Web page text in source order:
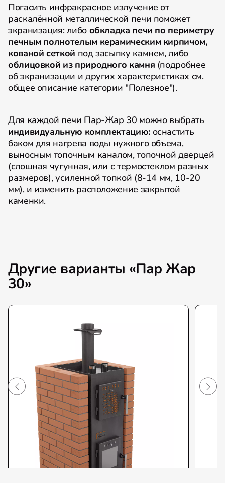
Погасить инфракрасное излучение от
раскалённой металлической печи поможет
экранизация: либо обкладка печи по периметру
печным полнотелым керамическим кирпичом,
кованой сеткой под засыпку камнем, либо
облицовкой из природного камня (подробнее
об экранизации и других характеристиках см.
общее описание категории "Полезное").
Для каждой печи Пар-Жар 30 можно выбрать
индивидуальную комплектацию:оснастить
баком для нагрева воды нужного объема,
выносным топочным каналом, топочной дверцей
(слошная чугунная, или с термостеклом разных
размеров), усиленной топкой (8-14 мм, 10-20
мм), и изменить расположение закрытой
каменки.
Другие варианты «Пар Жар
30»